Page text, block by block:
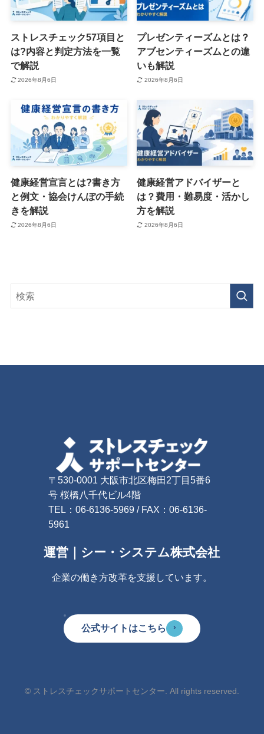
ストレスチェック57項目と
は?内容と判定方法を一覧
で解説
2026年8月6日
プレゼンティーズムとは？
アブセンティーズムとの違
いも解説
2026年8月6日
健康経営宣言とは?書き方
と例文・協会けんぽの手続
きを解説
2026年8月6日
健康経営アドバイザーと
は？費用・難易度・活かし
方を解説
2026年8月6日
〒530-0001 大阪市北区梅田2丁目5番6
号 桜橋八千代ビル4階
TEL：06-6136-5969 / FAX：06-6136-
5961
運営｜シー・システム株式会社
企業の働き方改革を支援しています。
公式サイトはこちら ›
© ストレスチェックサポートセンター. All rights reserved.